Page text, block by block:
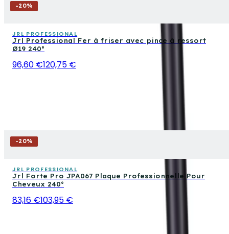
-20%
JRL PROFESSIONAL
Jrl Professional Fer à friser avec pince à ressort
Ø19 240°
96,60 €120,75 €
-20%
JRL PROFESSIONAL
Jrl Forte Pro JPA067 Plaque Professionnelle Pour
Cheveux 240°
83,16 €103,95 €